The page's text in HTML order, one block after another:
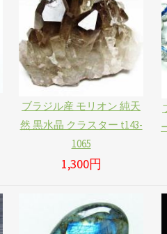
ブラジル産 モリオン 純天
然 黒水晶 クラスター t143-
1065
1,300円